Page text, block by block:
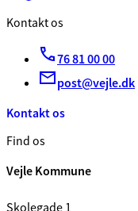
Kontakt os
76 81 00 00
post@vejle.dk
Kontakt os
Find os
Vejle Kommune